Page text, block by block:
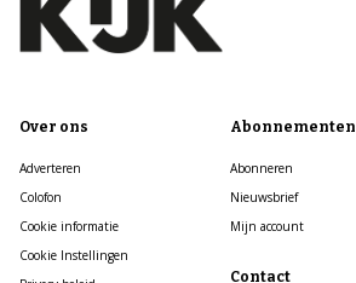
Over ons
Adverteren
Colofon
Cookie informatie
Cookie Instellingen
Abonnementen
Abonneren
Nieuwsbrief
Mijn account
Contact